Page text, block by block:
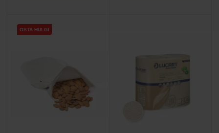
OSTA HULGI
OSTA HULGI
OSTA HULGI